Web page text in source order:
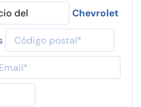
Chevrolet